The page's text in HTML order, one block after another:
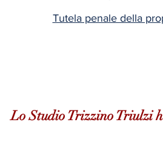
Tutela penale della
Lo Studio Trizzino Triulzi